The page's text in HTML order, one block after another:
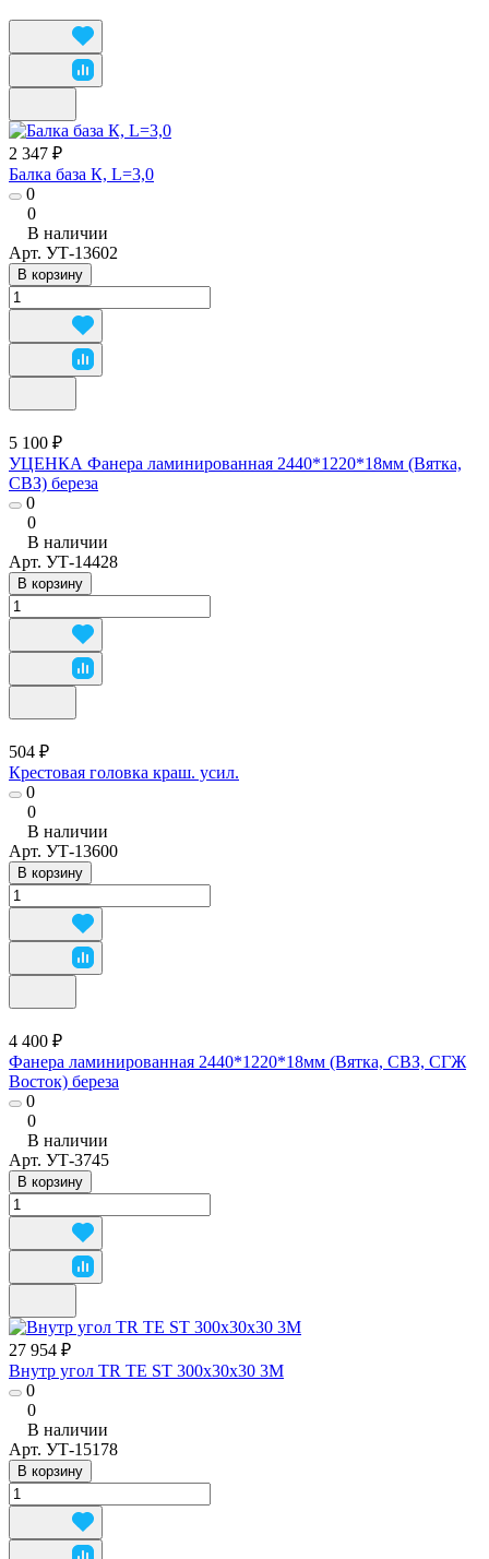
2 347 ₽
Балка база К, L=3,0
0
0
В наличии
Арт. УТ-13602
В корзину
5 100 ₽
УЦЕНКА Фанера ламинированная 2440*1220*18мм (Вятка,
СВЗ) береза
0
0
В наличии
Арт. УТ-14428
В корзину
504 ₽
Крестовая головка краш. усил.
0
0
В наличии
Арт. УТ-13600
В корзину
4 400 ₽
Фанера ламинированная 2440*1220*18мм (Вятка, СВЗ, СГЖ
Восток) береза
0
0
В наличии
Арт. УТ-3745
В корзину
27 954 ₽
Внутр угол TR TE ST 300x30x30 3M
0
0
В наличии
Арт. УТ-15178
В корзину